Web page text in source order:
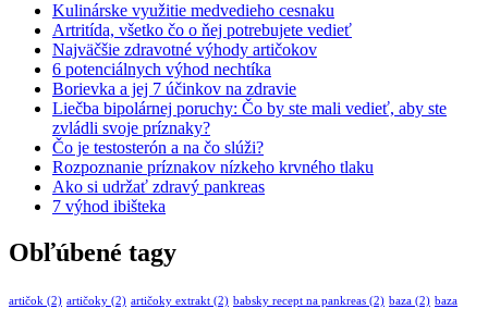
Kulinárske využitie medvedieho cesnaku
Artritída, všetko čo o ňej potrebujete vedieť
Najväčšie zdravotné výhody artičokov
6 potenciálnych výhod nechtíka
Borievka a jej 7 účinkov na zdravie
Liečba bipolárnej poruchy: Čo by ste mali vedieť, aby ste
zvládli svoje príznaky?
Čo je testosterón a na čo slúži?
Rozpoznanie príznakov nízkeho krvného tlaku
Ako si udržať zdravý pankreas
7 výhod ibišteka
Obľúbené tagy
artičok (2) artičoky (2) artičoky extrakt (2) babsky recept na pankreas (2) baza (2) baza